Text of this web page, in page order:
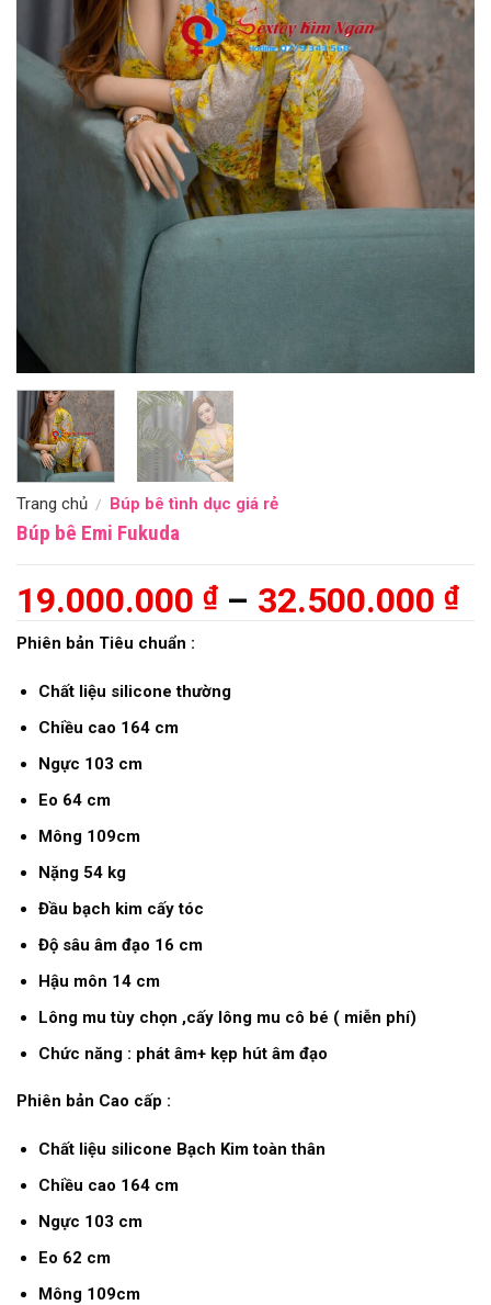
Trang chủ / Búp bê tình dục giá rẻ
Búp bê Emi Fukuda
19.000.000 ₫ – 32.500.000 ₫
Phiên bản Tiêu chuẩn :
Chất liệu silicone thường
Chiều cao 164 cm
Ngực 103 cm
Eo 64 cm
Mông 109cm
Nặng 54 kg
Đầu bạch kim cấy tóc
Độ sâu âm đạo 16 cm
Hậu môn 14 cm
Lông mu tùy chọn ,cấy lông mu cô bé ( miễn phí)
Chức năng : phát âm+ kẹp hút âm đạo
Phiên bản Cao cấp :
Chất liệu silicone Bạch Kim toàn thân
Chiều cao 164 cm
Ngực 103 cm
Eo 62 cm
Mông 109cm